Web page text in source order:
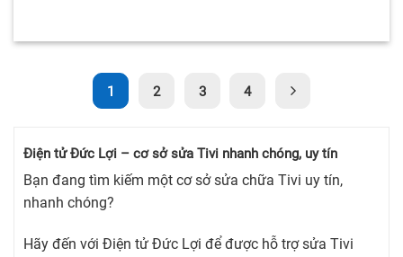
1 2 3 4
Điện tử Đức Lợi – cơ sở sửa Tivi nhanh chóng, uy tín
Bạn đang tìm kiếm một cơ sở sửa chữa Tivi uy tín,
nhanh chóng?
Hãy đến với Điện tử Đức Lợi để được hỗ trợ sửa Tivi